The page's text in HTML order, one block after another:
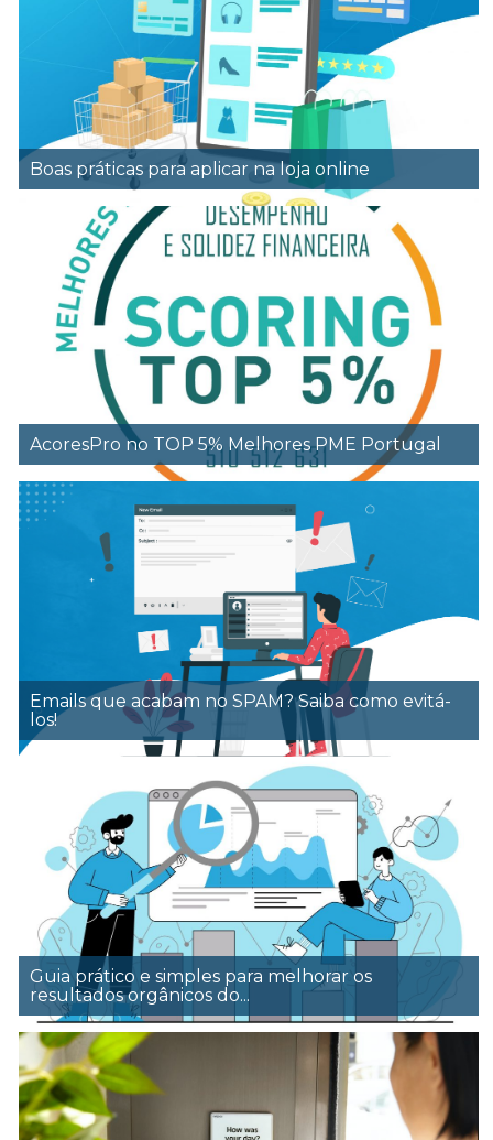
Boas práticas para aplicar na loja online
AcoresPro no TOP 5% Melhores PME Portugal
Emails que acabam no SPAM? Saiba como evitá-
los!
Guia prático e simples para melhorar os
resultados orgânicos do...